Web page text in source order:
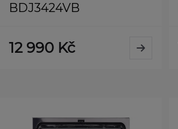
BDJ3424VB
12 990 Kč